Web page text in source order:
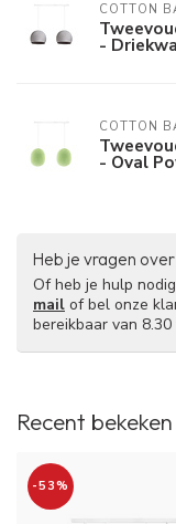
COTTON
-
COTTON
- Oval
Heb je vragen
Of heb je hulp
mail of bel onze
bereikbaar van
Recent bekeken
-53%